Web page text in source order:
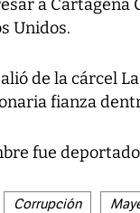
a Cartagena
Unidos.
de la cárcel
fianza
fue
Corrupción